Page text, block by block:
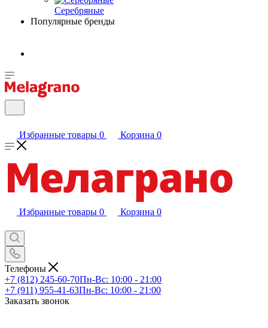
Серебряные
Популярные бренды
Избранные товары 0 Корзина 0
Избранные товары 0 Корзина 0
Телефоны
+7 (812) 245-60-70Пн-Вс: 10:00 - 21:00
+7 (911) 955-41-63Пн-Вс: 10:00 - 21:00
Заказать звонок